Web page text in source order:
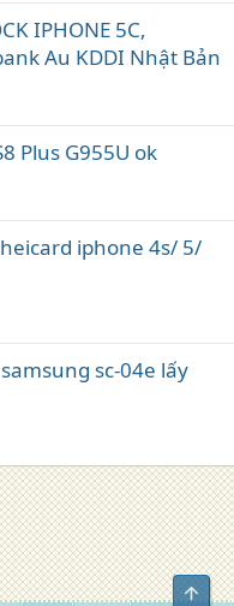
IPHONE 5C,
Au KDDI Nhật Bản
Plus G955U ok
iphone 4s/ 5/
sc-04e lấy
Top